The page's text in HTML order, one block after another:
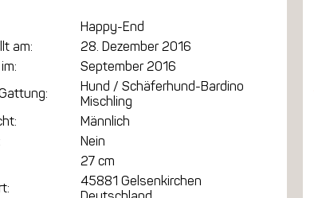
Happy-End
am:
28. Dezember 2016
September 2016
Hund / Schäferhund-Bardino
Mischling
Männlich
Nein
27 cm
45881 Gelsenkirchen